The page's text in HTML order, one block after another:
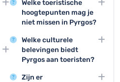
Welke toeristische
hoogtepunten mag je
niet missen in Pyrgos?
De absolute
topactiviteiten zijn het
bezoeken van het
middeleeuwse kasteel,
de traditionele
Welke culturele
belevingen biedt
Pyrgos aan toeristen?
Toeristen kunnen
Zijn er